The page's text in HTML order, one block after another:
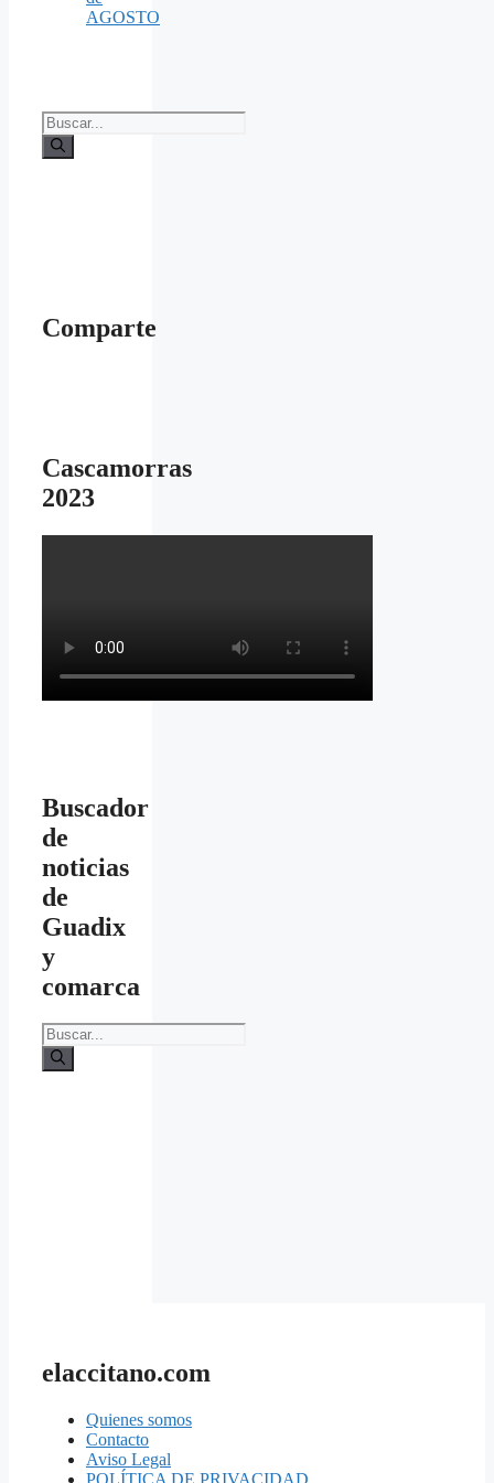
AGOSTO
Buscar:
Comparte
Cascamorras
2023
Buscador
de
noticias
de
Guadix
y
comarca
Buscar:
elaccitano.com
Quienes somos
Contacto
Aviso Legal
POLÍTICA DE PRIVACIDAD